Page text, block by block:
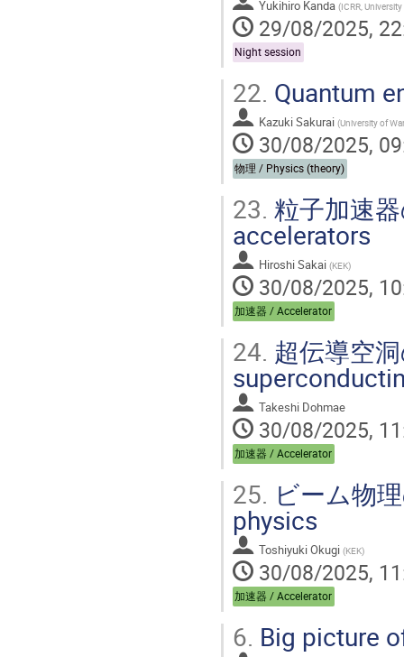
Yukihiro Kanda (ICRR,
29/08/2025,
Night session
22. Quantum
Kazuki Sakurai (University of
30/08/2025,
物理 / Physics (theory)
23. 粒子加速
accelerators
Hiroshi Sakai (KEK)
30/08/2025,
加速器 / Accelerator
24. 超伝導空
Takeshi Dohmae
30/08/2025,
加速器 / Accelerator
25. ビーム物
physics
Toshiyuki Okugi (KEK)
30/08/2025,
加速器 / Accelerator
6. Big picture